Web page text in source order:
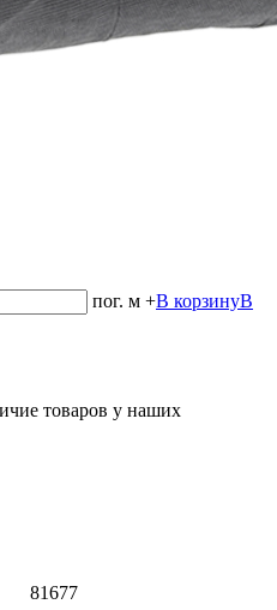
пог. м +В корзинуВ
товаров у наших
81677